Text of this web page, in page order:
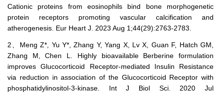
Cationic proteins from eosinophils bind bone morphogenetic
protein receptors promoting vascular calcification and
atherogenesis. Eur Heart J. 2023 Aug 1;44(29):2763-2783.
2、Meng Z*, Yu Y*, Zhang Y, Yang X, Lv X, Guan F, Hatch GM,
Zhang M, Chen L. Highly bioavailable Berberine formulation
improves Glucocorticoid Receptor-mediated Insulin Resistance
via reduction in association of the Glucocorticoid Receptor with
phosphatidylinositol-3-kinase. Int J Biol Sci. 2020 Jul